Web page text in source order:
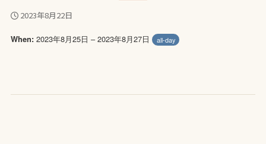
2023年8月22日
When: 2023年8月25日 – 2023年8月27日 all-day